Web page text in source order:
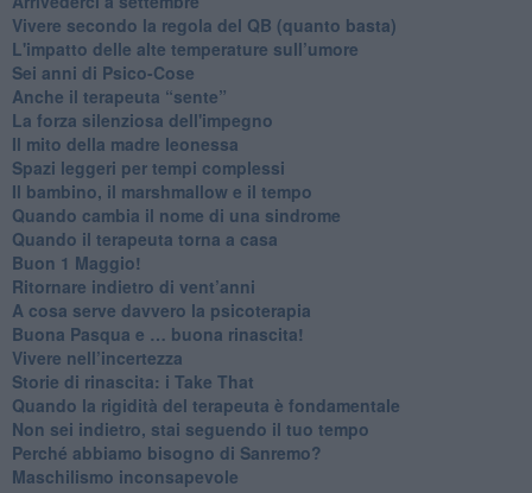
​Vivere secondo la regola del QB (quanto basta)
​L'impatto delle alte temperature sull’umore
Sei anni di Psico-Cose
​Anche il terapeuta “sente”
​La forza silenziosa dell'impegno
​Il mito della madre leonessa
Spazi leggeri per tempi complessi
Il bambino, il marshmallow e il tempo
​Quando cambia il nome di una sindrome
​Quando il terapeuta torna a casa
​Buon 1 Maggio!
Ritornare indietro di vent’anni
​A cosa serve davvero la psicoterapia
​Buona Pasqua e … buona rinascita!
​Vivere nell’incertezza
​Storie di rinascita: i Take That
​Quando la rigidità del terapeuta è fondamentale
​Non sei indietro, stai seguendo il tuo tempo
​Perché abbiamo bisogno di Sanremo?
​Maschilismo inconsapevole